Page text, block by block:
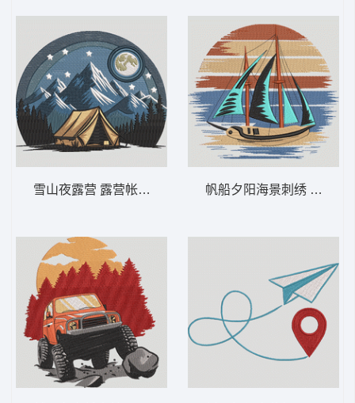
雪山夜露营 露营帐篷与山脉——观星自然-DS
帆船夕阳海景刺绣 帆船